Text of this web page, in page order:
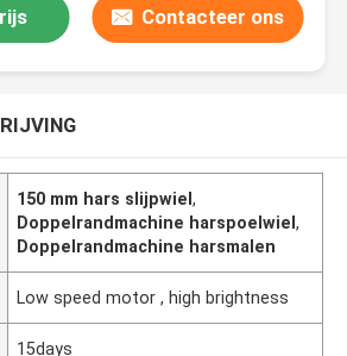
Contacteer ons
150 mm hars slijpwiel,
Doppelrandmachine harspoelwiel,
Doppelrandmachine harsmalen
Low speed motor , high brightness
15days